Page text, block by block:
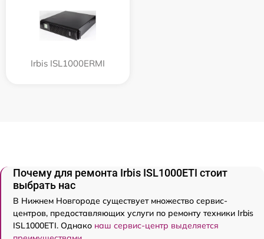
Irbis ISL1000ERMI
Почему для ремонта Irbis ISL1000ETI стоит
выбрать нас
В Нижнем Новгороде существует множество сервис-
центров, предоставляющих услуги по ремонту техники Irbis
ISL1000ETI. Однако наш сервис-центр выделяется